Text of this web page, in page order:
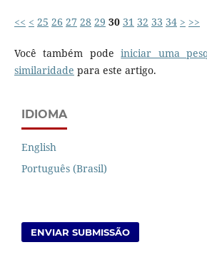
<< < 25 26 27 28 29 30 31 32 33 34 > >>
Você também podeiniciar uma
similaridade para este artigo.
IDIOMA
English
Português (Brasil)
ENVIAR SUBMISSÃO